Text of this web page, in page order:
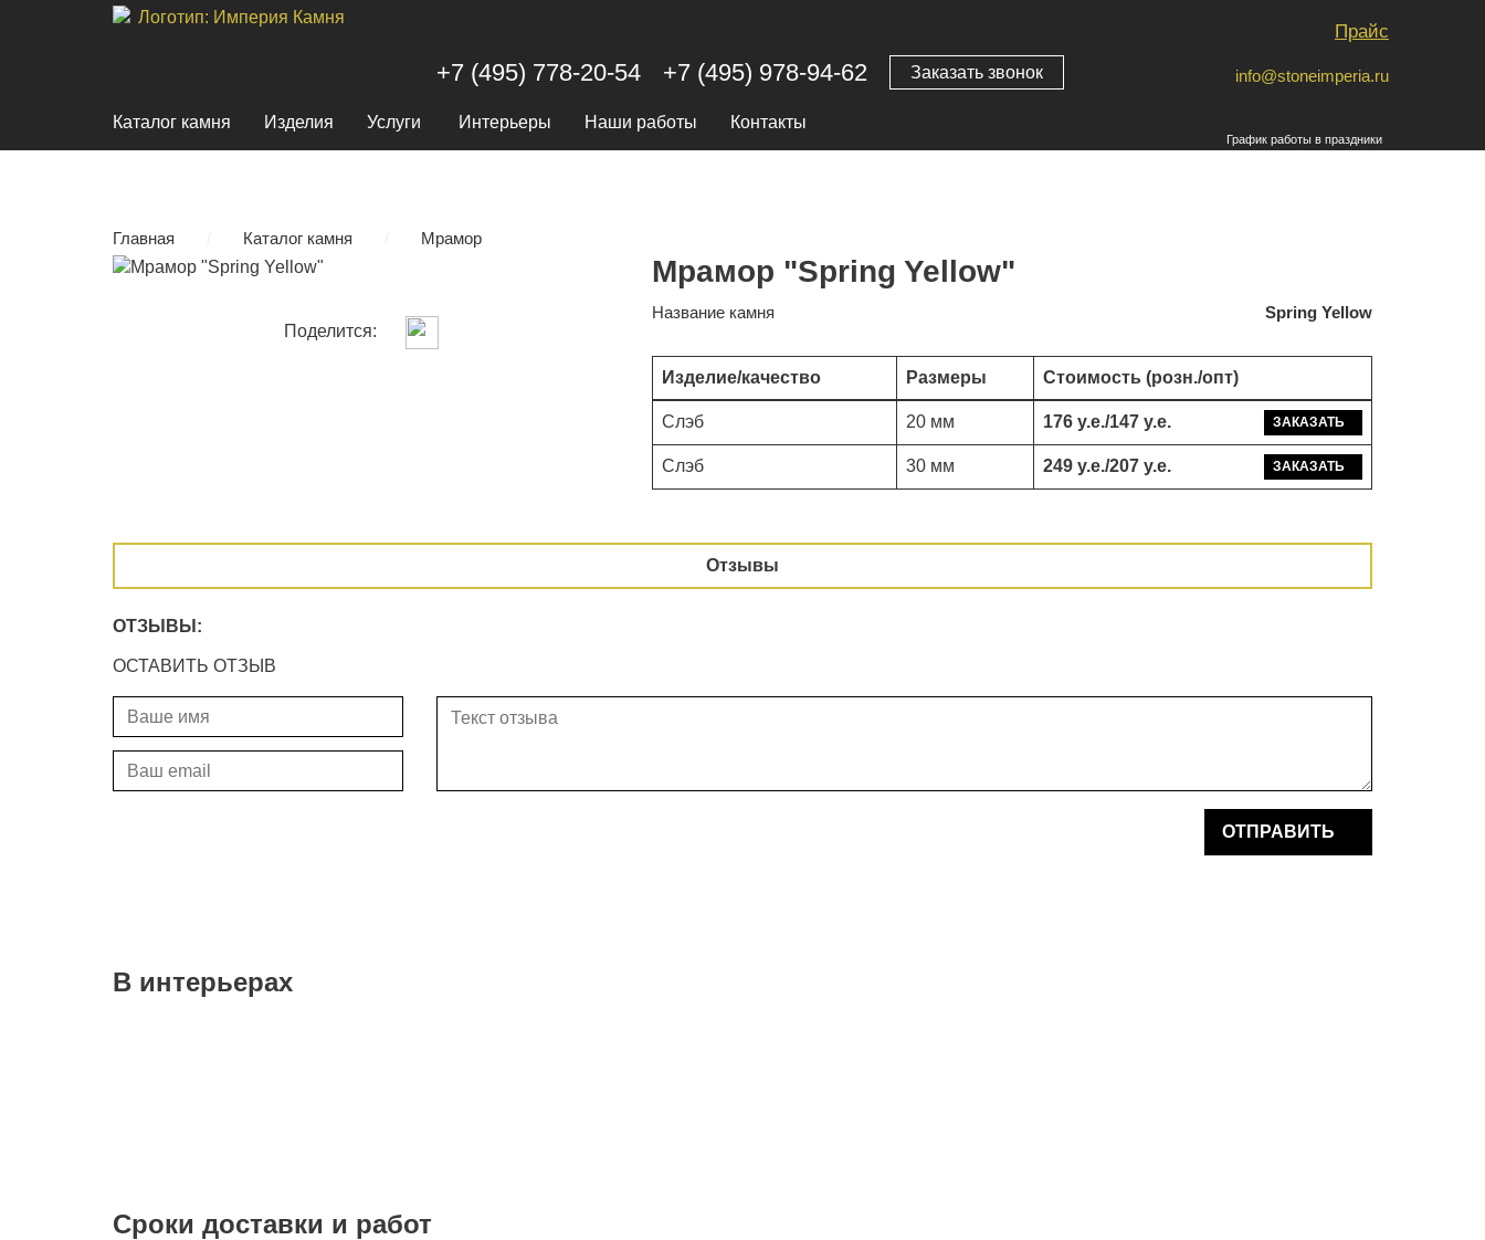
+7 (495) 778-20-54 +7 (495) 978-94-62 Заказать звонок
Каталог камня Изделия Услуги Интерьеры Наши работы Контакты
Прайс
info@stoneimperia.ru
График работы в праздники
Главная Каталог камня Мрамор
Поделится:
Мрамор "Spring Yellow"
Название камня Spring Yellow
Изделие/качество Размеры Стоимость (розн./опт)
Слэб 20 мм 176 у.е./147 у.е. ЗАКАЗАТЬ
Слэб 30 мм 249 у.е./207 у.е. ЗАКАЗАТЬ
Отзывы
ОТЗЫВЫ:
ОСТАВИТЬ ОТЗЫВ
В интерьерах
Сроки доставки и работ